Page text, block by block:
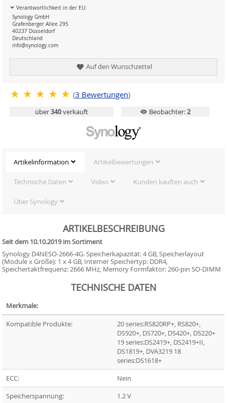
Verantwortlichkeit in der EU:
Synology GmbH
Grafenberger Allee 295
40237 Düsseldorf
Deutschland
info@synology.com
Auf den Wunschzettel
(3 Bewertungen)
über340verkauft Beobachter:2
Artikelinformation Artikelbewertungen
Technische Daten Video Kunden kauften auch
Über Synology
ARTIKELBESCHREIBUNG
Seit dem 10.10.2019 im Sortiment
Synology D4NESO-2666-4G. Speicherkapazität: 4 GB, Speicherlayout
(Module x Größe): 1 x 4 GB, Interner Speichertyp: DDR4,
Speichertaktfrequenz: 2666 MHz, Memory Formfaktor: 260-pin SO-DIMM
TECHNISCHE DATEN
Merkmale:
Kompatible Produkte:
20 series:RS820RP+, RS820+,
DS920+, DS720+, DS420+, DS220+
19 series:DS2419+, DS2419+II,
DS1819+, DVA3219 18
series:DS1618+
ECC:
Nein
Speicherspannung:
1.2 V